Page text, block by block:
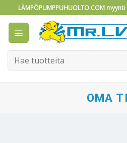
to
content
LÄMPÖPUMPPUHUOLTO.COM
Etsi:
OMA